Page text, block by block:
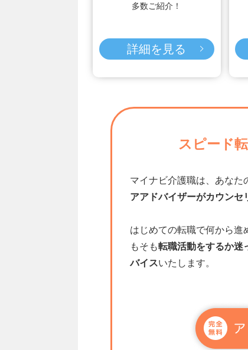
多数ご紹介！
詳細を見る
スピード
マイナビ介護職は、あなた
アアドバイザーがカウンセ
はじめての転職で何から進
もそも転職活動をするか迷
バイスいたします。